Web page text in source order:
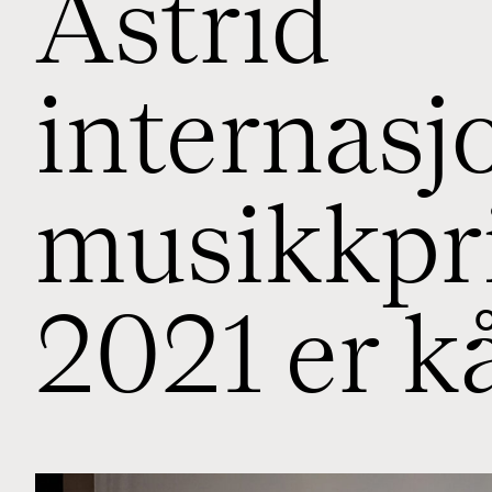
Astrid
internasj
musikkpr
2021 er k